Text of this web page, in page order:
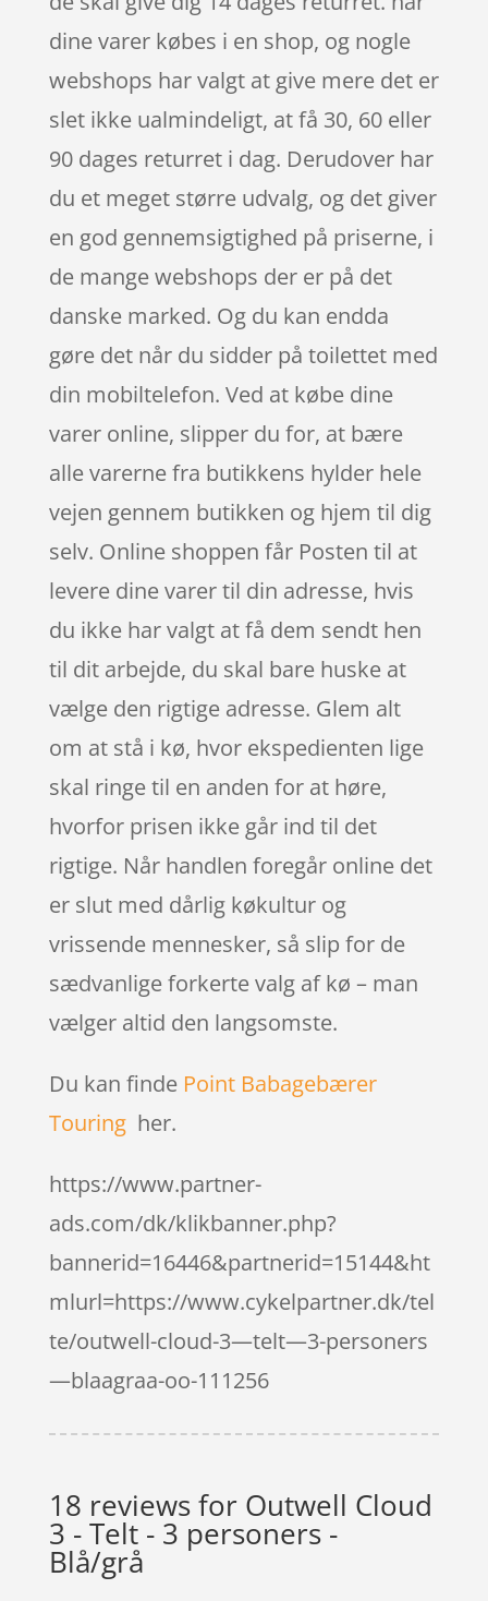
dine varer købes i en shop, og nogle
webshops har valgt at give mere det er
slet ikke ualmindeligt, at få 30, 60 eller
90 dages returret i dag. Derudover har
du et meget større udvalg, og det giver
en god gennemsigtighed på priserne, i
de mange webshops der er på det
danske marked. Og du kan endda
gøre det når du sidder på toilettet med
din mobiltelefon. Ved at købe dine
varer online, slipper du for, at bære
alle varerne fra butikkens hylder hele
vejen gennem butikken og hjem til dig
selv. Online shoppen får Posten til at
levere dine varer til din adresse, hvis
du ikke har valgt at få dem sendt hen
til dit arbejde, du skal bare huske at
vælge den rigtige adresse. Glem alt
om at stå i kø, hvor ekspedienten lige
skal ringe til en anden for at høre,
hvorfor prisen ikke går ind til det
rigtige. Når handlen foregår online det
er slut med dårlig køkultur og
vrissende mennesker, så slip for de
sædvanlige forkerte valg af kø – man
vælger altid den langsomste.
Du kan finde Point Babagebærer
Touringher.
https://www.partner-
ads.com/dk/klikbanner.php?
bannerid=16446&partnerid=15144&ht
mlurl=https://www.cykelpartner.dk/tel
te/outwell-cloud-3—telt—3-personers
—blaagraa-oo-111256
18 reviews for Outwell Cloud
3 - Telt - 3 personers -
Blå/grå